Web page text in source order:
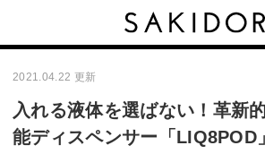
2021.04.22 更新
入れる液体を選ばない！革新
能ディスペンサー「LIQ8POD」